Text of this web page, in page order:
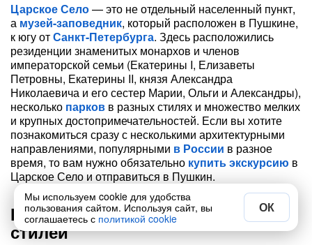
Царское Село— это не отдельный населенный пункт,
а музей-заповедник, который расположен в Пушкине,
к югу отСанкт-Петербурга. Здесь расположились
резиденции знаменитых монархов и членов
императорской семьи (Екатерины I, Елизаветы
Петровны, Екатерины II, князя Александра
Николаевича и его сестер Марии, Ольги и Александры),
несколько парков в разных стилях и множество мелких
и крупных достопримечательностей. Если вы хотите
познакомиться сразу с несколькими архитектурными
направлениями, популярными в России в разное
время, то вам нужно обязательно купить экскурсию в
Царское Село и отправиться в Пушкин.
Царское Село: уникальный сплав
стилей
Мы используем cookie для удобства
пользования сайтом. Используя сайт, вы
соглашаетесь с политикой cookie
ОК